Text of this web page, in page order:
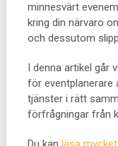
minnesvärt
kring din närvaro
och dessutom
I denna artikel går
för eventplanerare
tjänster i rätt
förfrågningar från